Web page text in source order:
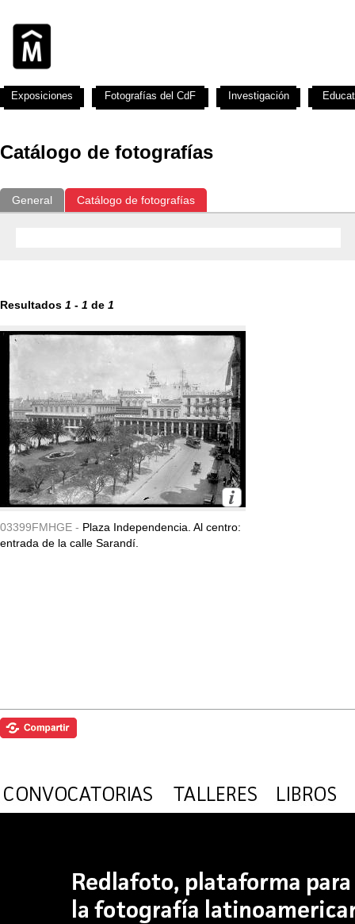
Catálogo de fotografías
General Catálogo de fotografías
Resultados 1 - 1 de 1
03399FMHGE - Plaza Independencia. Al centro:
entrada de la calle Sarandí.
Exposiciones Fotografías del CdF Investigación